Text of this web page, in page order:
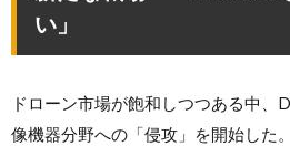
い」
ドローン市場が飽和しつつある中、
像機器分野への「侵攻」を開始した